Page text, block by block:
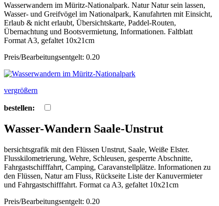
Wasserwandern im Müritz-Nationalpark. Natur Natur sein lassen,
Wasser- und Greifvögel im Nationalpark, Kanufahrten mit Einsicht,
Erlaub & nicht erlaubt, Übersichtskarte, Paddel-Routen,
Übernachtung und Bootsvermietung, Informationen. Faltblatt
Format A3, gefaltet 10x21cm
Preis/Bearbeitungsentgelt: 0.20
vergrößern
bestellen:
Wasser-Wandern Saale-Unstrut
bersichtsgrafik mit den Flüssen Unstrut, Saale, Weiße Elster.
Flusskilometrierung, Wehre, Schleusen, gesperrte Abschnitte,
Fahrgastschifffahrt, Camping, Caravanstellplätze. Informationen zu
den Flüssen, Natur am Fluss, Rückseite Liste der Kanuvermieter
und Fahrgastschifffahrt. Format ca A3, gefaltet 10x21cm
Preis/Bearbeitungsentgelt: 0.20